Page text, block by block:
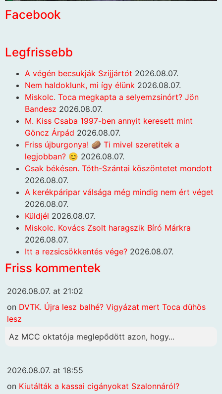
Facebook
Legfrissebb
A végén becsukják Szijjártót 2026.08.07.
Nem haldoklunk, mi így élünk 2026.08.07.
Miskolc. Toca megkapta a selyemzsinórt? Jön
Bandesz 2026.08.07.
M. Kiss Csaba 1997-ben annyit keresett mint
Göncz Árpád 2026.08.07.
Friss újburgonya! 🥔 Ti mivel szeretitek a
legjobban? 😊 2026.08.07.
Csak békésen. Tóth-Szántai köszöntetet mondott
2026.08.07.
A kerékpáripar válsága még mindig nem ért véget
2026.08.07.
Küldjél 2026.08.07.
Miskolc. Kovács Zsolt haragszik Bíró Márkra
2026.08.07.
Itt a rezsicsökkentés vége? 2026.08.07.
Friss kommentek
2026.08.07. at 21:02
on DVTK. Újra lesz balhé? Vigyázat mert Toca dühös
lesz
Az MCC oktatója meglepődött azon, hogy...
2026.08.07. at 18:55
on Kiutálták a kassai cigányokat Szalonnáról?